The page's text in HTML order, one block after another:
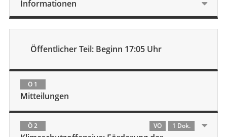
Informationen
Öffentlicher Teil: Beginn 17:05 Uhr
Ö 1
Mitteilungen
Ö 2 VO 1 Dok.